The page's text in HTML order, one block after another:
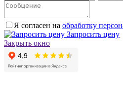
Я согласен на обработку
Запросить цену
Закрыть окно